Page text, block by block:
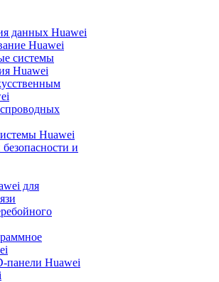
данных Huawei
Huawei
системы
Huawei
Huawei
и
для
Huawei